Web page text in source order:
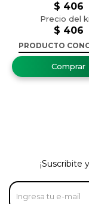
$ 406
$ 406
PRODUCTO
¡Suscribite